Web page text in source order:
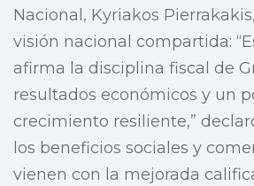
Nacional, Kyriakos
visión nacional compartida:
afirma la disciplina fiscal de
resultados económicos y un
crecimiento resiliente,”
los beneficios sociales y
vienen con la mejorada